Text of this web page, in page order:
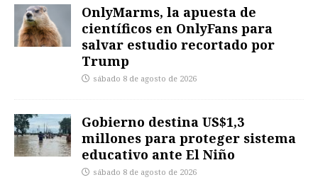
OnlyMarms, la apuesta de
científicos en OnlyFans para
salvar estudio recortado por
Trump
sábado 8 de agosto de 2026
Gobierno destina US$1,3
millones para proteger sistema
educativo ante El Niño
sábado 8 de agosto de 2026